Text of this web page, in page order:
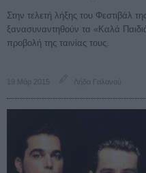
Στην τελετή λήξης του Φεστιβάλ
ξανασυναντηθούν τα «Καλά
προβολή της ταινίας τους.
19 Μάρ 2015 Λήδα Γαλανού